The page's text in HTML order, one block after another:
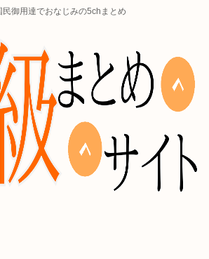
民御用達でおなじみの5chまとめ